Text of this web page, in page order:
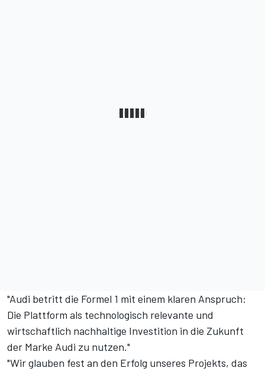
"Audi betritt die Formel 1 mit einem klaren Anspruch:
Die Plattform als technologisch relevante und
wirtschaftlich nachhaltige Investition in die Zukunft
der Marke Audi zu nutzen."
"Wir glauben fest an den Erfolg unseres Projekts, das